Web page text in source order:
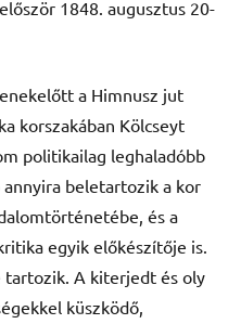
1848. augusztus 20-
a Himnusz jut
korszakában Kölcseyt
politikailag leghaladóbb
beletartozik a kor
és a
egyik előkészítője is.
A kiterjedt és oly
küszködő,